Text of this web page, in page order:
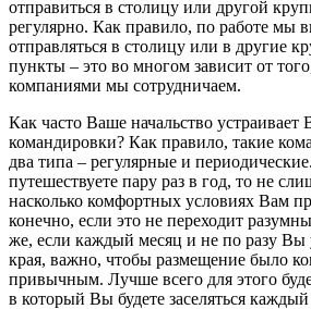
отправиться в столицу или другой
регулярно. Как правило, по работе мы
отправляться в столицу или в другие
пункты – это во многом зависит от
компаниями мы сотрудничаем.
Как часто Ваше начальство устраивает
командировки? Как правило, такие
два типа – регулярные и
путешествуете пару раз в год, то не
насколько комфортных условиях Вам
конечно, если это не переходит
же, если каждый месяц и не по разу Вы
края, важно, чтобы размещение было
привычным. Лучше всего для этого
в который Вы будете заселяться каждый